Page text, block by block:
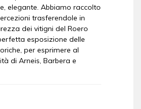
elegante. Abbiamo raccolto
trasferendole in
dei vitigni del Roero
esposizione delle
per esprimere al
di Arneis, Barbera e